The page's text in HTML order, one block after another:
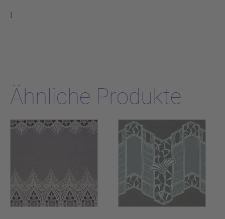
l
Ähnliche Produkte